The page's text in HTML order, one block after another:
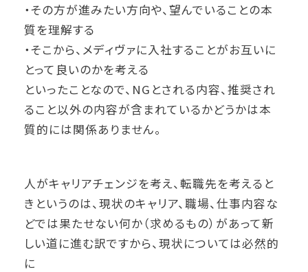
・その方が進みたい方向や、望んでいることの本
質を理解する
・そこから、メディヴァに入社することがお互いに
とって良いのかを考える
といったことなので、NGとされる内容、推奨され
ること以外の内容が含まれているかどうかは本
質的には関係ありません。
人がキャリアチェンジを考え、転職先を考えると
きというのは、現状のキャリア、職場、仕事内容な
どでは果たせない何か（求めるもの）があって新
しい道に進む訳ですから、現状については必然的
に